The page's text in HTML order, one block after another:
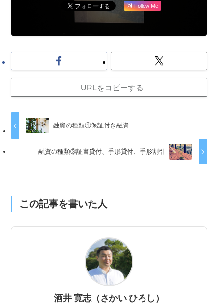
Follow Me
URLをコピーする
融資の種類①保証付き融資
融資の種類③証書貸付、手形貸付、手形割引
この記事を書いた人
酒井 寛志（さかい ひろし）